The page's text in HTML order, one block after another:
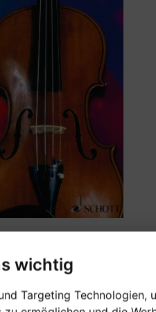
wichtig
Targeting Technologien,
mit 2.Stimme